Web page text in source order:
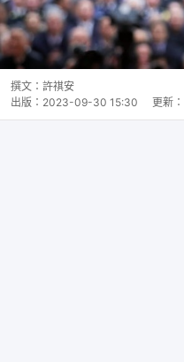
撰文： 許祺安
出版： 2023-09-30 15:30 更新：